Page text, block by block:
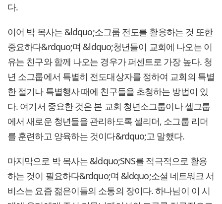
다.
이어 박 목사는 &ldquo;소그룹 전도를 활용하는 것 또한
중요하다&rdquo;며 &ldquo;청년들이 교회에 나오는 이
유는 친구와 함께 나오는 경우가 퍼센트로 가장 높다. 청
년 소그룹에서 특별히 전도대상자를 정하여 교회의 특별
한 절기나 특별행사 때에 친구들을 초청하는 방법이 있
다. 여기서 중요한 것은 본 교회 청년소그룹이나 셀그룹
에서 새로운 청년들을 관리하도록 셀리더, 소그룹 리더
를 훈련하고 양육하는 것이다&rdquo;고 말했다.
마지막으로 박 목사는 &ldquo;SNS를 적극적으로 활용
하는 것이 필요하다&rdquo;며 &ldquo;소셜 네트워크 서
비스는 요즘 젊은이들의 소통의 장이다. 하나님이 이 시